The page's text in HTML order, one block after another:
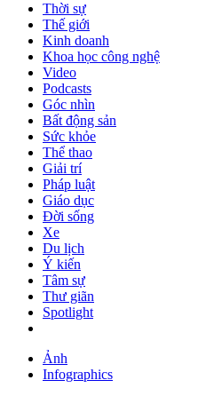
Thời sự
Thế giới
Kinh doanh
Khoa học công nghệ
Video
Podcasts
Góc nhìn
Bất động sản
Sức khỏe
Thể thao
Giải trí
Pháp luật
Giáo dục
Đời sống
Xe
Du lịch
Ý kiến
Tâm sự
Thư giãn
Spotlight
Ảnh
Infographics